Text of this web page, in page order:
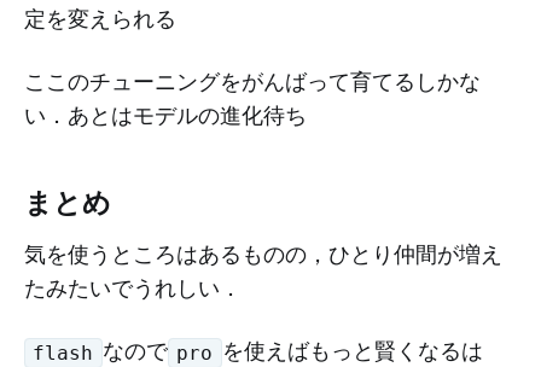
定を変えられる
ここのチューニングをがんばって育てるしかな
い．あとはモデルの進化待ち
まとめ
気を使うところはあるものの，ひとり仲間が増え
たみたいでうれしい．
flash なので pro を使えばもっと賢くなるは